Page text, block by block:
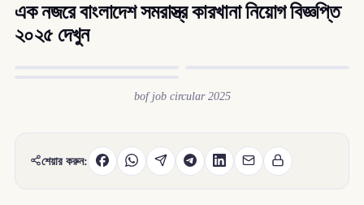
এক নজরে বাংলাদেশ সমরাস্ত্র কারখানা নিয়োগ বিজ্ঞপ্তি
২০২৫ দেখুন
bof job circular 2025
শেয়ার করুন: